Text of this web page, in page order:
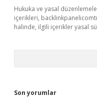
Hukuka ve yasal
içerikleri,
halinde, ilgili içerikler yasal
Son yorumlar